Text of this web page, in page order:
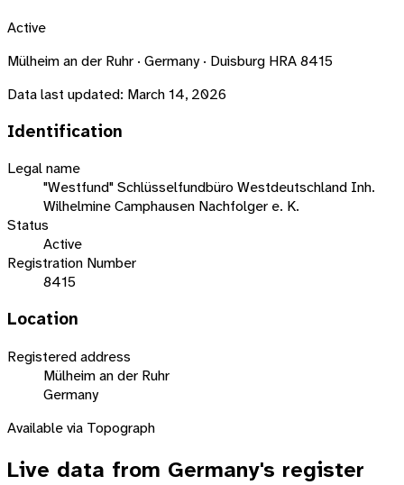
Active
Mülheim an der Ruhr · Germany · Duisburg HRA 8415
Data last updated: March 14, 2026
Identification
Legal name
"Westfund" Schlüsselfundbüro Westdeutschland Inh.
Wilhelmine Camphausen Nachfolger e. K.
Status
Active
Registration Number
8415
Location
Registered address
Mülheim an der Ruhr
Germany
Available via Topograph
Live data from Germany's register